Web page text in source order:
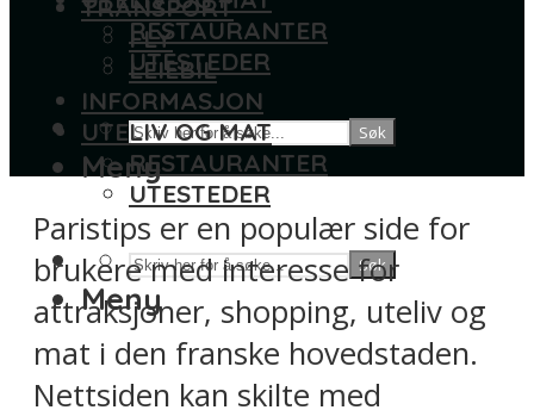
RESTAURANTER
UTESTEDER
Søk
Meny
TRANSPORT
FLY
LEIEBIL
INFORMASJON
UTELIV OG MAT
RESTAURANTER
UTESTEDER
Søk
Meny
Paristips er en populær side for
brukere med interesse for
attraksjoner, shopping, uteliv og
mat i den franske hovedstaden.
Nettsiden kan skilte med